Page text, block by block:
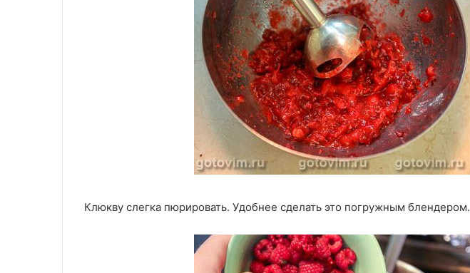
Клюкву слегка пюрировать. Удобнее сделать это погружным блендером.